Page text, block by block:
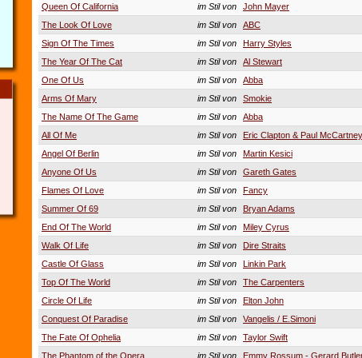
Queen Of California im Stil von
John Mayer
The Look Of Love
im Stil von
ABC
Sign Of The Times
im Stil von
Harry Styles
The Year Of The Cat
im Stil von
Al Stewart
One Of Us
im Stil von
Abba
Arms Of Mary
im Stil von
Smokie
The Name Of The Game
im Stil von
Abba
All Of Me
im Stil von
Eric Clapton & Paul McCartney
Angel Of Berlin
im Stil von
Martin Kesici
Anyone Of Us
im Stil von
Gareth Gates
Flames Of Love
im Stil von
Fancy
Summer Of 69
im Stil von
Bryan Adams
End Of The World
im Stil von
Miley Cyrus
Walk Of Life
im Stil von
Dire Straits
Castle Of Glass
im Stil von
Linkin Park
Top Of The World
im Stil von
The Carpenters
Circle Of Life
im Stil von
Elton John
Conquest Of Paradise
im Stil von
Vangelis / E.Simoni
The Fate Of Ophelia
im Stil von
Taylor Swift
The Phantom of the Opera
im Stil von Emmy Rossum - Gerard